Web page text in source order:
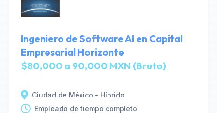
Ingeniero de Software AI en Capital
Empresarial Horizonte
$80,000 a 90,000 MXN (Bruto)
Ciudad de México - Híbrido
Empleado de tiempo completo